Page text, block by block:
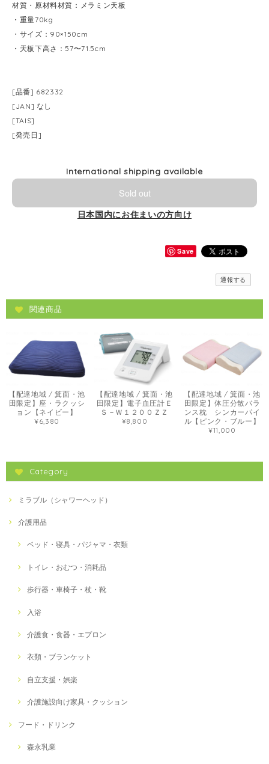
材質・原材料材質：メラミン天板
・重量70kg
・サイズ：90×150cm
・天板下高さ：57〜71.5cm
[品番] 682332
[JAN] なし
[TAIS]
[発売日]
International shipping available
Sold out
日本国内にお住まいの方向け
Save
通報する
関連商品
【配達地域 / 箕面・池
田限定】座・ラクッシ
ョン【ネイビー】
¥6,380
【配達地域 / 箕面・池
田限定】電子血圧計Ｅ
Ｓ－Ｗ１２００ＺＺ
¥8,800
【配達地域 / 箕面・池
田限定】体圧分散バラ
ンス枕 シンカーパイ
ル【ピンク・ブルー】
¥11,000
Category
ミラブル（シャワーヘッド）
介護用品
ベッド・寝具・パジャマ・衣類
トイレ・おむつ・消耗品
歩行器・車椅子・杖・靴
入浴
介護食・食器・エプロン
衣類・ブランケット
自立支援・娯楽
介護施設向け家具・クッション
フード・ドリンク
森永乳業